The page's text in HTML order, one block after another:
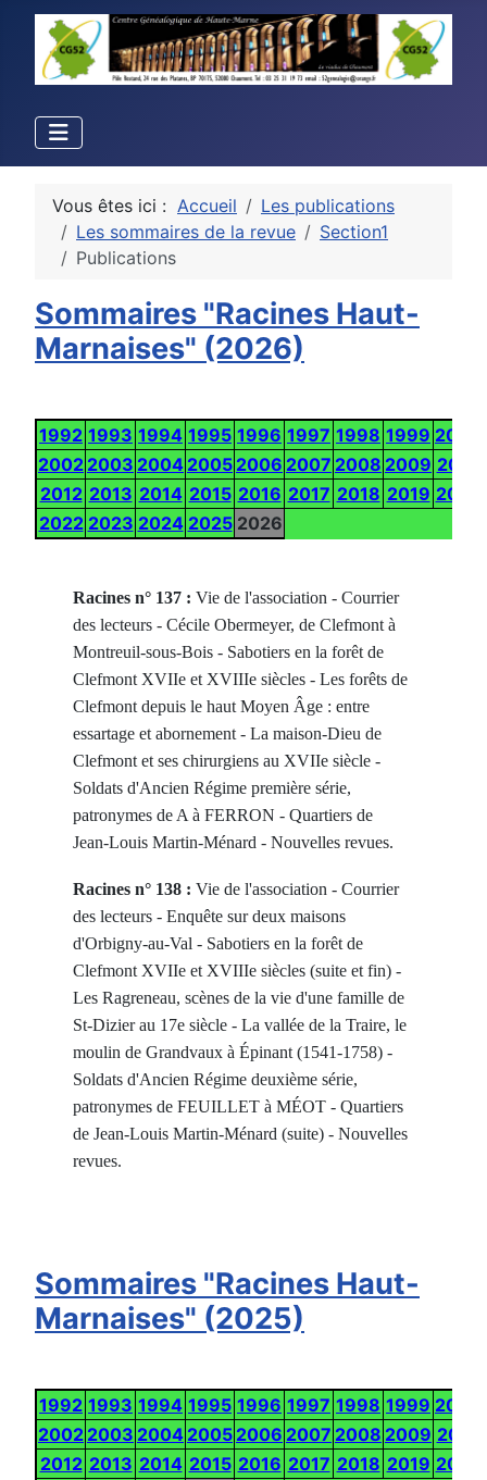
Vous êtes ici : Accueil
Les publications
Les sommaires de la revue
Section1
Publications
Sommaires "Racines Haut-
Marnaises" (2026)
1992 1993 1994 1995 1996 1997 1998 1999 2000
2002 2003 2004 2005 2006 2007 2008 2009 2010
2012 2013 2014 2015 2016 2017 2018 2019 2020
2022 2023 2024 2025 2026
Racines n° 137 : Vie de l'association - Courrier
des lecteurs - Cécile Obermeyer, de Clefmont à
Montreuil-sous-Bois - Sabotiers en la forêt de
Clefmont XVIIe et XVIIIe siècles - Les forêts de
Clefmont depuis le haut Moyen Âge : entre
essartage et abornement - La maison-Dieu de
Clefmont et ses chirurgiens au XVIIe siècle -
Soldats d'Ancien Régime première série,
patronymes de A à FERRON - Quartiers de
Jean-Louis Martin-Ménard - Nouvelles revues.
Racines n° 138 : Vie de l'association - Courrier
des lecteurs - Enquête sur deux maisons
d'Orbigny-au-Val - Sabotiers en la forêt de
Clefmont XVIIe et XVIIIe siècles (suite et fin) -
Les Ragreneau, scènes de la vie d'une famille de
St-Dizier au 17e siècle - La vallée de la Traire, le
moulin de Grandvaux à Épinant (1541-1758) -
Soldats d'Ancien Régime deuxième série,
patronymes de FEUILLET à MÉOT - Quartiers
de Jean-Louis Martin-Ménard (suite) - Nouvelles
revues.
Sommaires "Racines Haut-
Marnaises" (2025)
1992 1993 1994 1995 1996 1997 1998 1999 2000
2002 2003 2004 2005 2006 2007 2008 2009 2010
2012 2013 2014 2015 2016 2017 2018 2019 2020